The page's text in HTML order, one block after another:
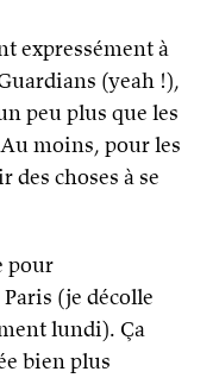
expressément à
(yeah !),
peu plus que les
moins, pour les
choses à se
pour
(je décolle
lundi). Ça
bien plus